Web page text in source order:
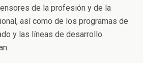
de la profesión y de la
así como de los programas de
y las líneas de desarrollo